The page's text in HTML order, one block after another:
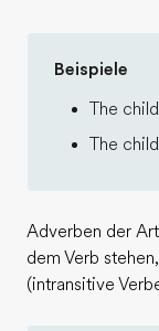
Beispiele
The
The
Adverben der
dem Verb
(intransitive